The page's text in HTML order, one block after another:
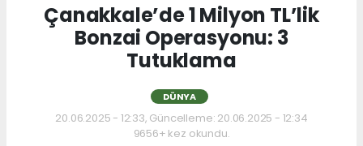
Çanakkale’de 1 Milyon TL’lik
Bonzai Operasyonu: 3
Tutuklama
DÜNYA
20.06.2025 - 12:33, Güncelleme: 20.06.2025 - 12:34
9656+ kez okundu.